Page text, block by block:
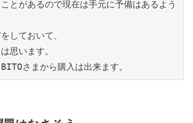
とがあるので現在は手元に予備はあるよう
しておいて、
思います。
さまから購入は出来ます。